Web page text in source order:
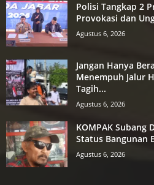
Polisi Tangkap 2
Provokasi dan
Agustus 6, 2026
Jangan Hanya
Menempuh Jalur
Tagih...
Agustus 6, 2026
KOMPAK Subang
Status Bangunan
Agustus 6, 2026